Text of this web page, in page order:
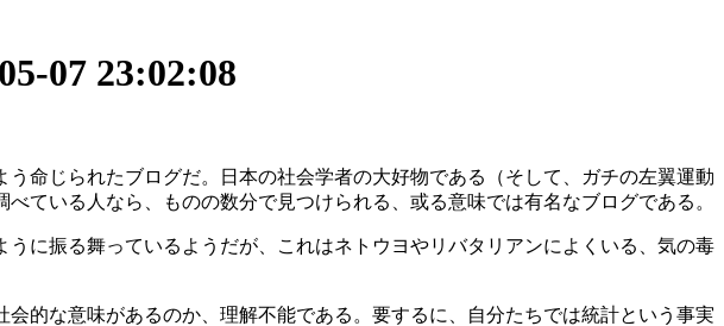
07 23:02:08
命じられたブログだ。日本の社会学者の大好物である（そして、ガチの左翼運動
ている人なら、ものの数分で見つけられる、或る意味では有名なブログである。
に振る舞っているようだが、これはネトウヨやリバタリアンによくいる、気の毒
的な意味があるのか、理解不能である。要するに、自分たちでは統計という事実